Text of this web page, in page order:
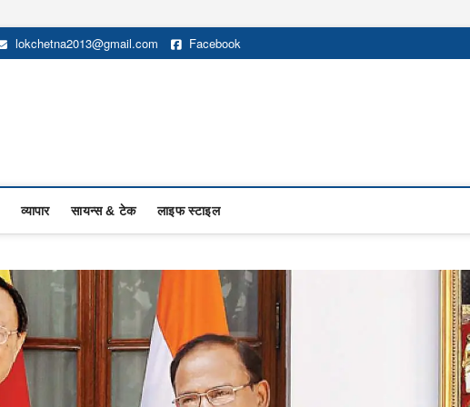
lokchetna2013@gmail.com Facebook
व्यापार सायन्स & टेक लाइफ स्टाइल